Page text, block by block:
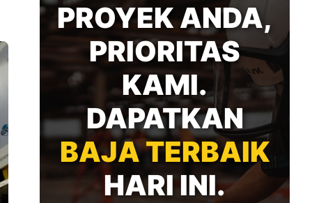
PROYEK ANDA,
PRIORITAS
KAMI.
DAPATKAN
BAJA TERBAIK
HARI INI.